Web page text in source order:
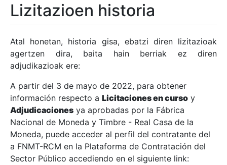
Erakutsi/Ezkutatu
Erakutsi/Ezkutatu
Erakutsi/Ezkutatu
Erakutsi/Ezkutatu
Lizitazioen historia
Atal honetan, historia gisa, ebatzi diren lizitazioak
agertzen dira, baita hain berriak ez diren
adjudikazioak ere:
A partir del 3 de mayo de 2022, para obtener
información respecto a Licitaciones en curso y
Adjudicaciones ya aprobadas por la Fábrica
Nacional de Moneda y Timbre - Real Casa de la
Moneda, puede acceder al perfil del contratante del
a FNMT-RCM en la Plataforma de Contratación del
Sector Público accediendo en el siguiente link: